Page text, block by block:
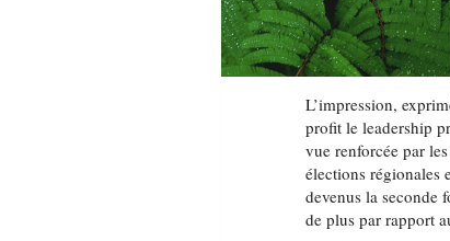
L’impression,
profit le leadership
vue renforcée par
élections régionales
devenus la seconde
de plus par rapport